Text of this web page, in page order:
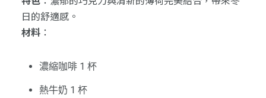
日的舒適感。
材料：
濃縮咖啡 1 杯
熱牛奶 1 杯